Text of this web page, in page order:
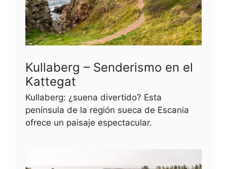
Kullaberg – Senderismo en el
Kattegat
Kullaberg: ¿suena divertido? Esta
península de la región sueca de Escania
ofrece un paisaje espectacular.